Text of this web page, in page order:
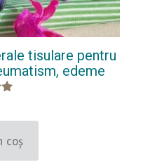
tisulare pentru
edeme
coș